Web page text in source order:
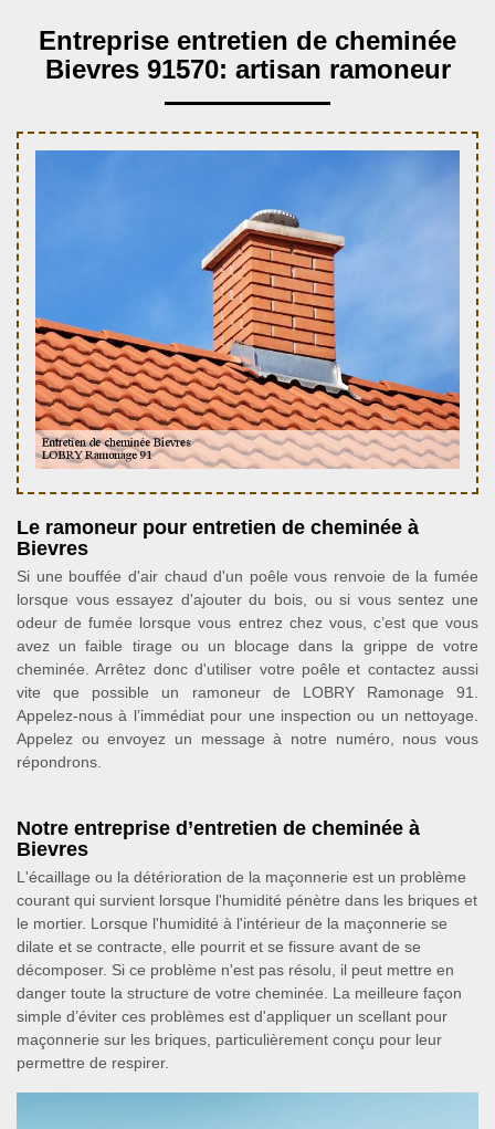
Entreprise entretien de cheminée
Bievres 91570: artisan ramoneur
Le ramoneur pour entretien de cheminée à
Bievres
Si une bouffée d'air chaud d'un poêle vous renvoie de la fumée
lorsque vous essayez d'ajouter du bois, ou si vous sentez une
odeur de fumée lorsque vous entrez chez vous, c’est que vous
avez un faible tirage ou un blocage dans la grippe de votre
cheminée. Arrêtez donc d'utiliser votre poêle et contactez aussi
vite que possible un ramoneur de LOBRY Ramonage 91.
Appelez-nous à l’immédiat pour une inspection ou un nettoyage.
Appelez ou envoyez un message à notre numéro, nous vous
répondrons.
Notre entreprise d’entretien de cheminée à
Bievres
L'écaillage ou la détérioration de la maçonnerie est un problème
courant qui survient lorsque l'humidité pénètre dans les briques et
le mortier. Lorsque l'humidité à l'intérieur de la maçonnerie se
dilate et se contracte, elle pourrit et se fissure avant de se
décomposer. Si ce problème n'est pas résolu, il peut mettre en
danger toute la structure de votre cheminée. La meilleure façon
simple d’éviter ces problèmes est d'appliquer un scellant pour
maçonnerie sur les briques, particulièrement conçu pour leur
permettre de respirer.